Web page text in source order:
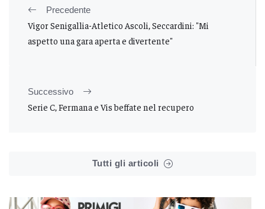
Precedente
Vigor Senigallia-Atletico Ascoli, Seccardini: "Mi
aspetto una gara aperta e divertente"
Successivo
Serie C, Fermana e Vis beffate nel recupero
Tutti gli articoli